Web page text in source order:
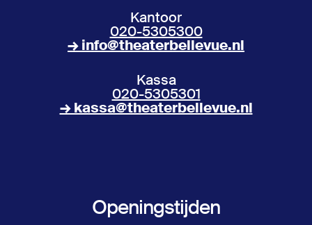
Kantoor
020-5305300
→ info@theaterbellevue.nl
Kassa
020-5305301
→ kassa@theaterbellevue.nl
Openingstijden